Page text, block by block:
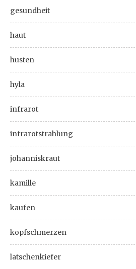
gesundheit
haut
husten
hyla
infrarot
infrarotstrahlung
johanniskraut
kamille
kaufen
kopfschmerzen
latschenkiefer